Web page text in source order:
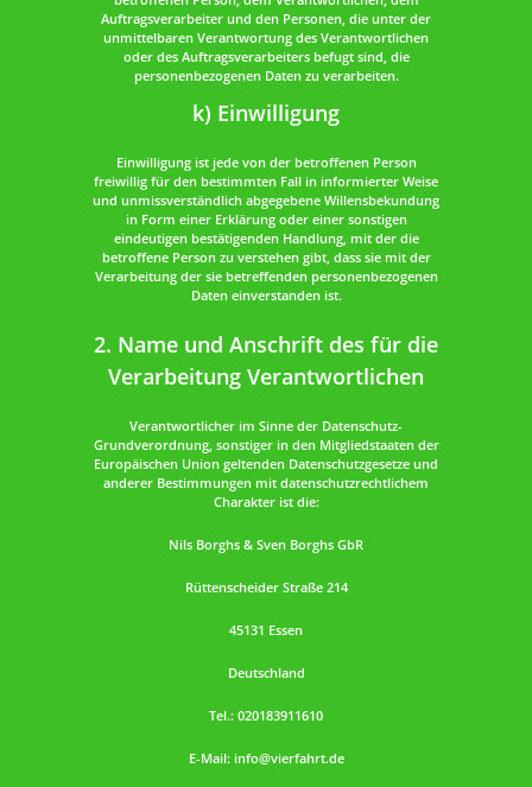
Auftragsverarbeiter und den Personen, die unter der
unmittelbaren Verantwortung des Verantwortlichen
oder des Auftragsverarbeiters befugt sind, die
personenbezogenen Daten zu verarbeiten.
k) Einwilligung
Einwilligung ist jede von der betroffenen Person
freiwillig für den bestimmten Fall in informierter Weise
und unmissverständlich abgegebene Willensbekundung
in Form einer Erklärung oder einer sonstigen
eindeutigen bestätigenden Handlung, mit der die
betroffene Person zu verstehen gibt, dass sie mit der
Verarbeitung der sie betreffenden personenbezogenen
Daten einverstanden ist.
2. Name und Anschrift des für die
Verarbeitung Verantwortlichen
Verantwortlicher im Sinne der Datenschutz-
Grundverordnung, sonstiger in den Mitgliedstaaten der
Europäischen Union geltenden Datenschutzgesetze und
anderer Bestimmungen mit datenschutzrechtlichem
Charakter ist die:
Nils Borghs & Sven Borghs GbR
Rüttenscheider Straße 214
45131 Essen
Deutschland
Tel.: 020183911610
E-Mail: info@vierfahrt.de